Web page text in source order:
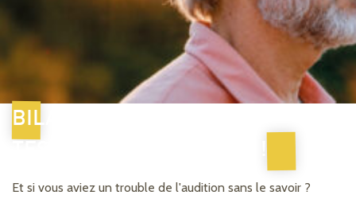
BILAN AUDITIF GRATUIT
TESTEZ VOTRE AUDITION !
Et si vous aviez un trouble de l'audition sans le savoir ?